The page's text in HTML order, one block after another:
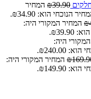
₪39.90
המחיר
הנוכחי הוא: ₪34.90.
₪ המחיר המקורי היה:
היה:
₪240.00.
₪ המחיר המקורי היה:
₪149.90.